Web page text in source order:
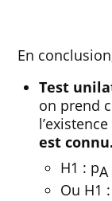
En
Test
on prend
est connu.
H1 : pA
Ou H1